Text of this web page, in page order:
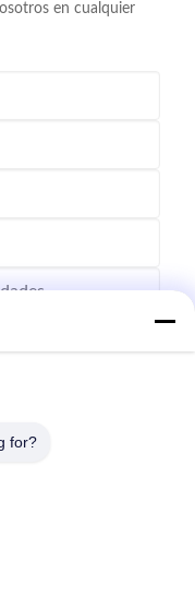
en cualquier
for?